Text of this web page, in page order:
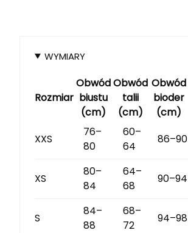
WYMIARY
Rozmiar
Obwód
biustu
(cm)
Obwód
talii
(cm)
Obwód
bioder
(cm)
XXS
76–
80
60–
64
86–90
XS
80–
84
64–
68
90–94
S
84–
88
68–
72
94–98